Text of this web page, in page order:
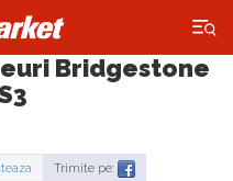
×
Bridgestone
Trimite pe: